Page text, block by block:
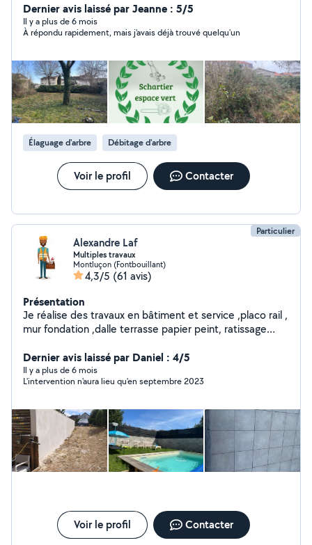
Dernier avis laissé par Jeanne : 5/5
Il y a plus de 6 mois
À répondu rapidement, mais j'avais déjà trouvé quelqu'un
Élaguage d'arbre Débitage d'arbre
Voir le profil Contacter
Particulier
Alexandre Laf
Multiples travaux
Montluçon (Fontbouillant)
4,3/5 (61 avis)
Présentation
Je réalise des travaux en bâtiment et service ,placo rail ,
mur fondation ,dalle terrasse papier peint, ratissage
réparation auto tonte pelouse taille haie ménage pose
fenêtre ext .. à la demande du client
Dernier avis laissé par Daniel : 4/5
Il y a plus de 6 mois
L'intervention n'aura lieu qu'en septembre 2023
Voir le profil Contacter